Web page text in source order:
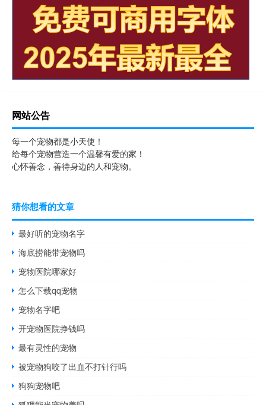
网站公告
每一个宠物都是小天使！
给每个宠物营造一个温馨有爱的家！
心怀善念，善待身边的人和宠物。
猜你想看的文章
最好听的宠物名字
海底捞能带宠物吗
宠物医院哪家好
怎么下载qq宠物
宠物名字吧
开宠物医院挣钱吗
最有灵性的宠物
被宠物狗咬了出血不打针行吗
狗狗宠物吧